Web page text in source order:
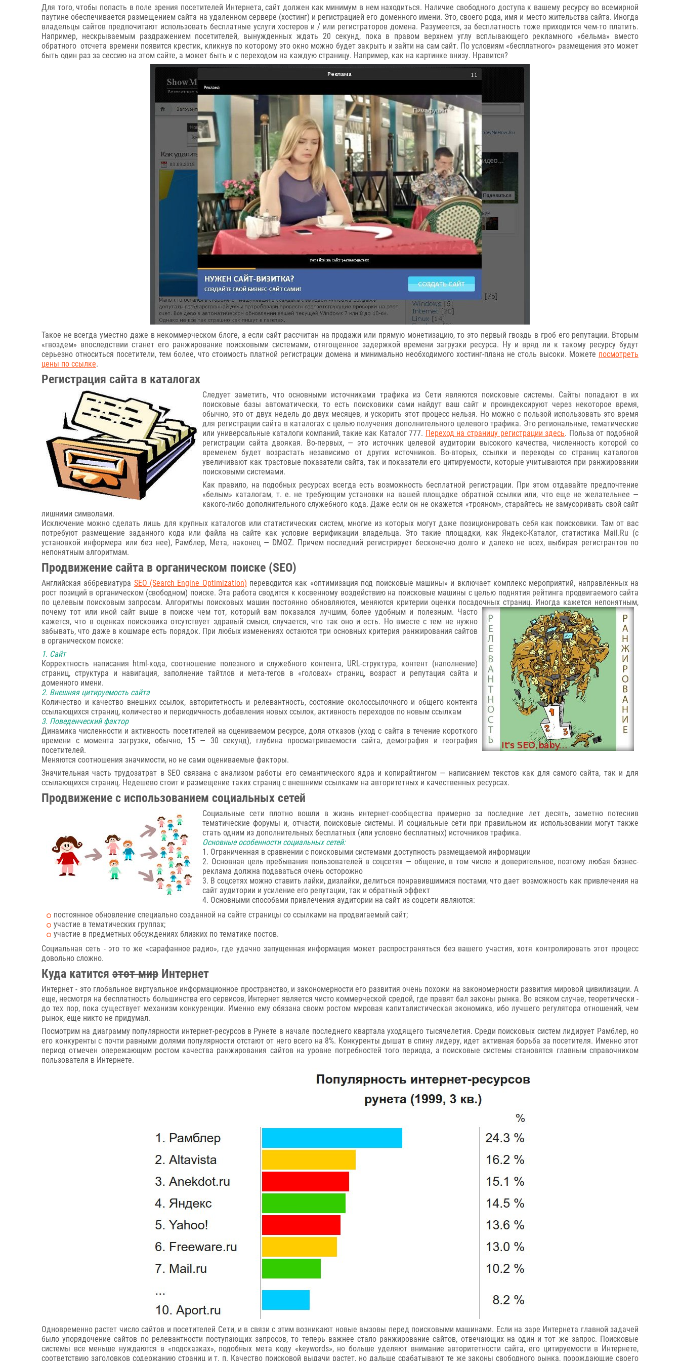
Для того, чтобы попасть в поле зрения посетителей Интернета, сайт должен как минимум в нем находиться. Наличие свободного доступа к вашему ресурсу во всемирной
паутине обеспечивается размещением сайта на удаленном сервере (хостинг) и регистрацией его доменного имени. Это, своего рода, имя и место жительства сайта. Иногда
владельцы сайтов предпочитают использовать бесплатные услуги хостеров и / или регистраторов домена. Разумеется, за бесплатность тоже приходится чем-то платить.
Например, нескрываемым раздражением посетителей, вынужденных ждать 20 секунд, пока в правом верхнем углу всплывающего рекламного «бельма» вместо
обратного отсчета времени появится крестик, кликнув по которому это окно можно будет закрыть и зайти на сам сайт. По условиям «бесплатного» размещения это может
быть один раз за сессию на этом сайте, а может быть и с переходом на каждую страницу. Например, как на картинке внизу. Нравится?
Такое не всегда уместно даже в некоммерческом блоге, а если сайт рассчитан на продажи или прямую монетизацию, то это первый гвоздь в гроб его репутации. Вторым
«гвоздем» впоследствии станет его ранжирование поисковыми системами, отягощенное задержкой времени загрузки ресурса. Ну и вряд ли к такому ресурсу будут
серьезно относиться посетители, тем более, что стоимость платной регистрации домена и минимально необходимого хостинг-плана не столь высоки. Можете посмотреть
цены по ссылке.
Регистрация сайта в каталогах
Следует заметить, что основными источниками трафика из Сети являются поисковые системы. Сайты попадают в их
поисковые базы автоматически, то есть поисковики сами найдут ваш сайт и проиндексируют через некоторое время,
обычно, это от двух недель до двух месяцев, и ускорить этот процесс нельзя. Но можно с пользой использовать это время
для регистрации сайта в каталогах с целью получения дополнительного целевого трафика. Это региональные, тематические
или универсальные каталоги компаний, такие как Каталог 777. Переход на страницу регистрации здесь. Польза от подобной
регистрации сайта двоякая. Во-первых, — это источник целевой аудитории высокого качества, численность которой со
временем будет возрастать независимо от других источников. Во-вторых, ссылки и переходы со страниц каталогов
увеличивают как трастовые показатели сайта, так и показатели его цитируемости, которые учитываются при ранжировании
поисковыми системами.
Как правило, на подобных ресурсах всегда есть возможность бесплатной регистрации. При этом отдавайте предпочтение
«белым» каталогам, т. е. не требующим установки на вашей площадке обратной ссылки или, что еще не желательнее —
какого-либо дополнительного служебного кода. Даже если он не окажется «трояном», старайтесь не замусоривать свой сайт
лишними символами.
Исключение можно сделать лишь для крупных каталогов или статистических систем, многие из которых могут даже позиционировать себя как поисковики. Там от вас
потребуют размещение заданного кода или файла на сайте как условие верификации владельца. Это такие площадки, как Яндекс-Каталог, статистика Mail.Ru (с
установкой информера или без нее), Рамблер, Мета, наконец — DMOZ. Причем последний регистрирует бесконечно долго и далеко не всех, выбирая регистрантов по
непонятным алгоритмам.
Продвижение сайта в органическом поиске (SEO)
Английская аббревиатура SEO (Search Engine Optimization) переводится как «оптимизация под поисковые машины» и включает комплекс мероприятий, направленных на
рост позиций в органическом (свободном) поиске. Эта работа сводится к косвенному воздействию на поисковые машины с целью поднятия рейтинга продвигаемого сайта
по целевым поисковым запросам. Алгоритмы поисковых машин постоянно обновляются, меняются критерии оценки посадочных страниц. Иногда кажется непонятным,
почему тот или иной сайт выше в поиске чем тот, который вам показался лучшим, более удобным и полезным. Часто
кажется, что в оценках поисковика отсутствует здравый смысл, случается, что так оно и есть. Но вместе с тем не нужно
забывать, что даже в кошмаре есть порядок. При любых изменениях остаются три основных критерия ранжирования сайтов
в органическом поиске:
1. Сайт
Корректность написания html-кода, соотношение полезного и служебного контента, URL-структура, контент (наполнение)
страниц, структура и навигация, заполнение тайтлов и мета-тегов в «головах» страниц, возраст и репутация сайта и
доменного имени.
2. Внешняя цитируемость сайта
Количество и качество внешних ссылок, авторитетность и релевантность, состояние околоссылочного и общего контента
ссылающихся страниц, количество и периодичность добавления новых ссылок, активность переходов по новым ссылкам
3. Поведенческий фактор
Динамика численности и активность посетителей на оцениваемом ресурсе, доля отказов (уход с сайта в течение короткого
времени с момента загрузки, обычно, 15 — 30 секунд), глубина просматриваемости сайта, демография и география
посетителей.
Меняются соотношения значимости, но не сами оцениваемые факторы.
Значительная часть трудозатрат в SEO связана с анализом работы его семантического ядра и копирайтингом — написанием текстов как для самого сайта, так и для
ссылающихся страниц. Недешево стоит и размещение таких страниц с внешними ссылками на авторитетных и качественных ресурсах.
Продвижение с использованием социальных сетей
Социальные сети плотно вошли в жизнь интернет-сообщества примерно за последние лет десять, заметно потеснив
тематические форумы и, отчасти, поисковые системы. И социальные сети при правильном их использовании могут также
стать одним из дополнительных бесплатных (или условно бесплатных) источников трафика.
Основные особенности социальных сетей:
1. Ограниченная в сравнении с поисковыми системами доступность размещаемой информации
2. Основная цель пребывания пользователей в соцсетях — общение, в том числе и доверительное, поэтому любая бизнес-
реклама должна подаваться очень осторожно
3. В соцсетях можно ставить лайки, дизлайки, делиться понравившимися постами, что дает возможность как привлечения на
сайт аудитории и усиление его репутации, так и обратный эффект
4. Основными способами привлечения аудитории на сайт из соцсети являются:
постоянное обновление специально созданной на сайте страницы со ссылками на продвигаемый сайт;
участие в тематических группах;
участие в предметных обсуждениях близких по тематике постов.
Социальная сеть - это то же «сарафанное радио», где удачно запущенная информация может распространяться без вашего участия, хотя контролировать этот процесс
довольно сложно.
Куда катится этот мир Интернет
Интернет - это глобальное виртуальное информационное пространство, и закономерности его развития очень похожи на закономерности развития мировой цивилизации. А
еще, несмотря на бесплатность большинства его сервисов, Интернет является чисто коммерческой средой, где правят бал законы рынка. Во всяком случае, теоретически -
до тех пор, пока существует механизм конкуренции. Именно ему обязана своим ростом мировая капиталистическая экономика, ибо лучшего регулятора отношений, чем
рынок, еще никто не придумал.
Посмотрим на диаграмму популярности интернет-ресурсов в Рунете в начале последнего квартала уходящего тысячелетия. Среди поисковых систем лидирует Рамблер, но
его конкуренты с почти равными долями популярности отстают от него всего на 8%. Конкуренты дышат в спину лидеру, идет активная борьба за посетителя. Именно этот
период отмечен опережающим ростом качества ранжирования сайтов на уровне потребностей того периода, а поисковые системы становятся главным справочником
пользователя в Интернете.
Одновременно растет число сайтов и посетителей Сети, и в связи с этим возникают новые вызовы перед поисковыми машинами. Если на заре Интернета главной задачей
было упорядочение сайтов по релевантности поступающих запросов, то теперь важнее стало ранжирование сайтов, отвечающих на один и тот же запрос. Поисковые
системы все меньше нуждаются в «подсказках», подобных мета коду «keywords», но больше уделяют внимание авторитетности сайта, его цитируемости в Интернете,
соответствию заголовков содержанию страниц и т. п. Качество поисковой выдачи растет, но дальше срабатывают те же законы свободного рынка, порождающие своего